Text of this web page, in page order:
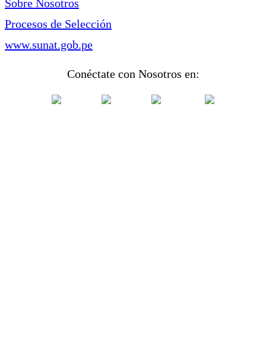
Sobre Nosotros
Procesos de Selección
www.sunat.gob.pe
Conéctate con Nosotros en: